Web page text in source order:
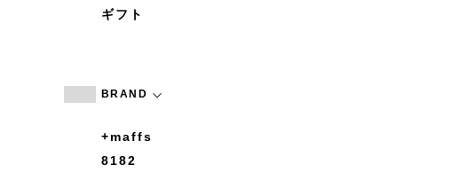
ギフト
BRAND
+maffs
8182